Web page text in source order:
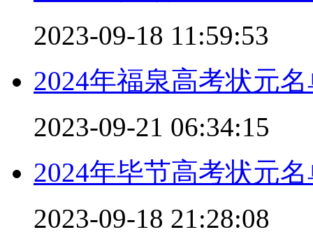
2023-09-18 11:59:53
2024年福泉高考状元
2023-09-21 06:34:15
2024年毕节高考状元
2023-09-18 21:28:08